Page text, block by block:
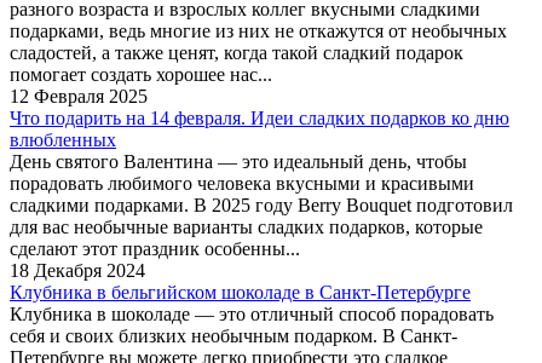
разного возраста и взрослых коллег вкусными сладкими
подарками, ведь многие из них не откажутся от необычных
сладостей, а также ценят, когда такой сладкий подарок
помогает создать хорошее нас...
12 Февраля 2025
Что подарить на 14 февраля. Идеи сладких подарков ко дню
влюбленных
День святого Валентина — это идеальный день, чтобы
порадовать любимого человека вкусными и красивыми
сладкими подарками. В 2025 году Berry Bouquet подготовил
для вас необычные варианты сладких подарков, которые
сделают этот праздник особенны...
18 Декабря 2024
Клубника в бельгийском шоколаде в Санкт-Петербурге
Клубника в шоколаде — это отличный способ порадовать
себя и своих близких необычным подарком. В Санкт-
Петербурге вы можете легко приобрести это сладкое